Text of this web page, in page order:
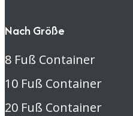
Nach Größe
8 Fuß Container
10 Fuß Container
20 Fuß Container